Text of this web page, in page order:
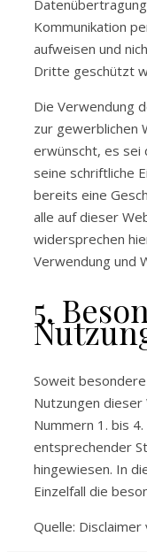
Kommunikation
aufweisen und
Dritte geschützt
Die Verwendung
zur gewerblichen
erwünscht, es sei
seine schriftliche
bereits eine
alle auf dieser
widersprechen
Verwendung und
5.
Soweit
Nutzungen
Nummern 1. bis
entsprechender
hingewiesen. In
Einzelfall die
Quelle: Disclaimer